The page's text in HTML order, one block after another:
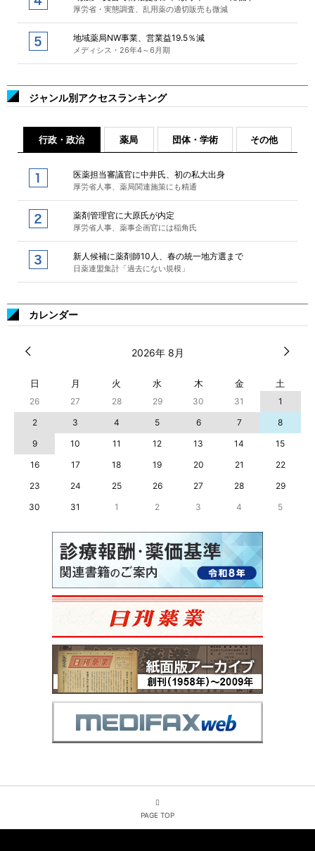
厚労省・実態調査、乱用薬の適切販売も微減
地域薬局NW事業、営業益19.5％減
メディシス・26年4～6月期
ジャンル別アクセスランキング
行政・政治 薬局 団体・学術 その他
医薬担当審議官に中井氏、初の私大出身
厚労省人事、薬局関連施策にも精通
薬剤管理官に大原氏が内定
厚労省人事、薬事企画官には稲角氏
新人候補に薬剤師10人、春の統一地方選まで
日薬連盟集計「過去にない規模」
カレンダー
2026年 8月
日 月 火 水 木 金 土
26 27 28 29 30 31
1
2
3 4 5 6 7
8
9
10 11 12 13 14
15
16
17 18 19 20 21
22
23
24 25 26 27 28
29
30
31 1 2 3 4 5
PAGE TOP